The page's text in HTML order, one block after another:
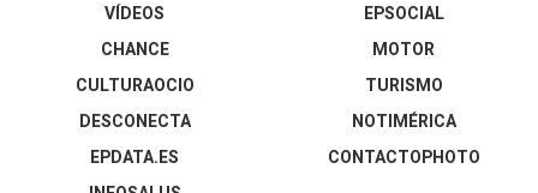
VÍDEOS
EPSOCIAL
CHANCE
CULTURAOCIO
DESCONECTA
EPDATA.ES
MOTOR
TURISMO
NOTIMÉRICA
CONTACTOPHOTO